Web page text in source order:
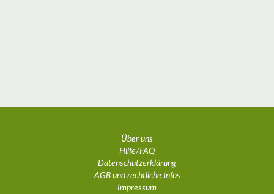
Über uns
Hilfe/FAQ
Datenschutzerklärung
AGB und rechtliche Infos
Impressum